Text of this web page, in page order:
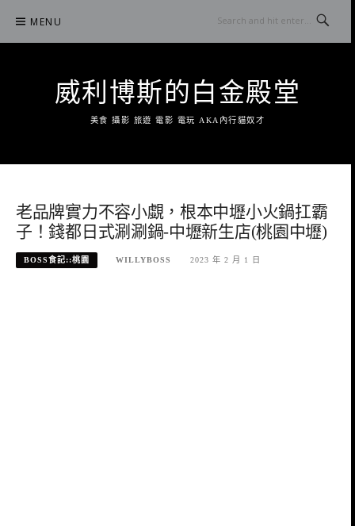
content
MENU
威利博斯的白金殿堂
美食 攝影 旅遊 電影 電玩 AKA內行貓奴才
老品牌實力不容小覷，根本中壢小火鍋扛霸
子！錢都日式涮涮鍋-中壢新生店(桃園中壢)
BOSS食記::桃園 WILLYBOSS 2023 年 2 月 1 日